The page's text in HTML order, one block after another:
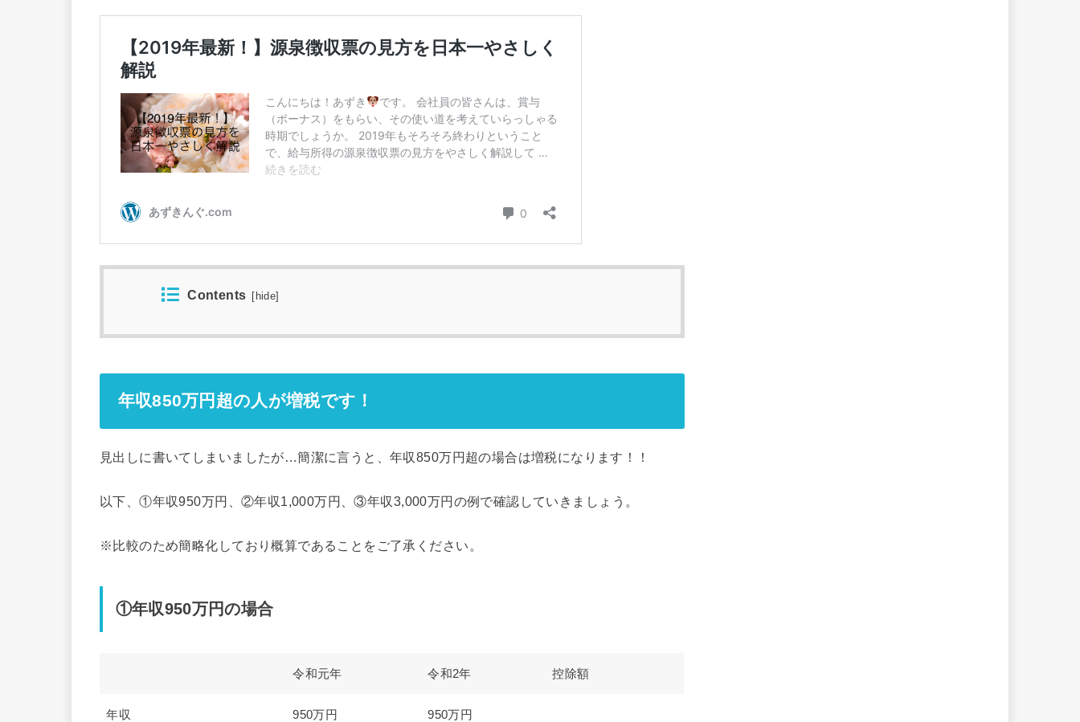
Contents hide
年収850万円超の人が増税です！
見出しに書いてしまいましたが…簡潔に言うと、年収850万円超の場合は増税になります！！
以下、①年収950万円、②年収1,000万円、③年収3,000万円の例で確認していきましょう。
※比較のため簡略化しており概算であることをご了承ください。
①年収950万円の場合
令和元年 令和2年 控除額
年収 950万円 950万円